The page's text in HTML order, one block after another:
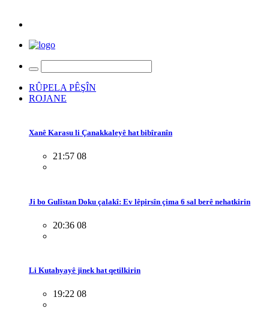
RÛPELA PÊŞÎN
ROJANE
Xanê Karasu li Çanakkaleyê hat bibîranîn
21:57 08
Ji bo Gulîstan Doku çalakî: Ev lêpirsîn çima 6 sal berê nehatkirin
20:36 08
Li Kutahyayê jinek hat qetilkirin
19:22 08